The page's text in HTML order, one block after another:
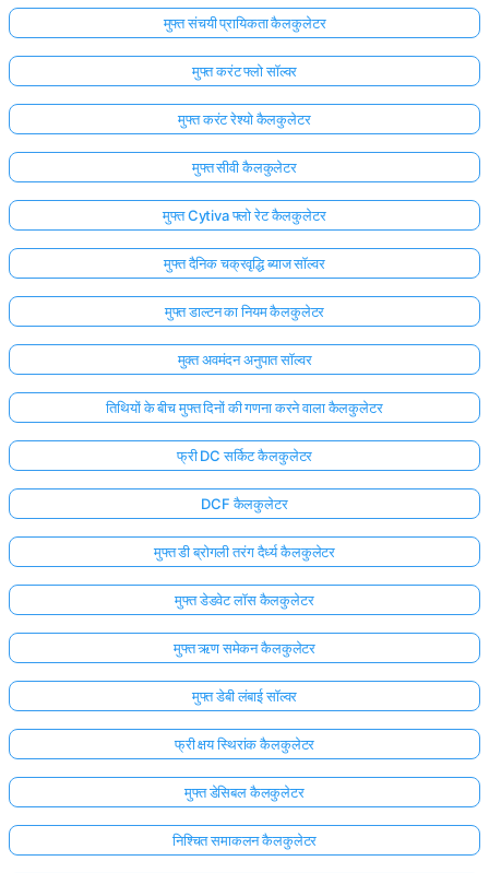
मुफ्त संचयी प्रायिकता कैलकुलेटर
मुफ्त करंट फ्लो सॉल्वर
मुफ्त करंट रेश्यो कैलकुलेटर
मुफ्त सीवी कैलकुलेटर
मुफ्त Cytiva फ्लो रेट कैलकुलेटर
मुफ्त दैनिक चक्रवृद्धि ब्याज सॉल्वर
मुफ्त डाल्टन का नियम कैलकुलेटर
मुक्त अवमंदन अनुपात सॉल्वर
तिथियों के बीच मुफ्त दिनों की गणना करने वाला कैलकुलेटर
फ्री DC सर्किट कैलकुलेटर
DCF कैलकुलेटर
मुफ्त डी ब्रोगली तरंग दैर्ध्य कैलकुलेटर
मुफ्त डेडवेट लॉस कैलकुलेटर
मुफ्त ऋण समेकन कैलकुलेटर
मुफ्त डेबी लंबाई सॉल्वर
फ्री क्षय स्थिरांक कैलकुलेटर
मुफ्त डेसिबल कैलकुलेटर
निश्चित समाकलन कैलकुलेटर